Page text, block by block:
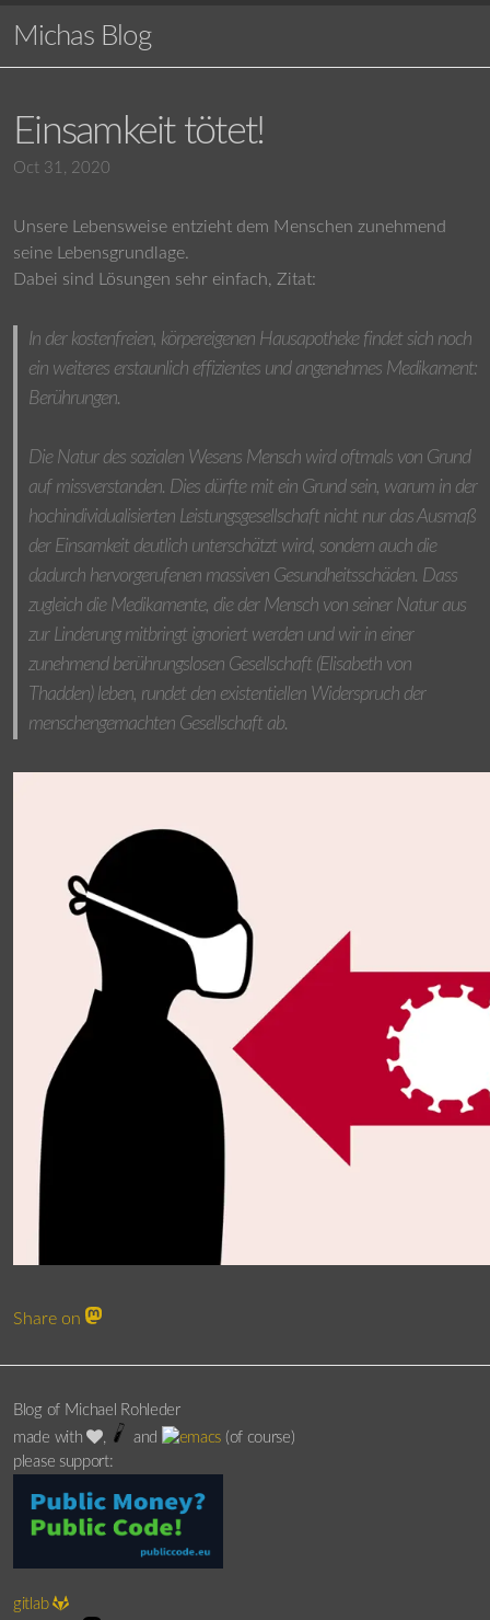
Michas Blog
Einsamkeit tötet!
Oct 31, 2020
Unsere Lebensweise entzieht dem Menschen zunehmend
seine Lebensgrundlage.
Dabei sind Lösungen sehr einfach, Zitat:
In der kostenfreien, körpereigenen Hausapotheke findet sich noch
ein weiteres erstaunlich effizientes und angenehmes Medikament:
Berührungen.
Die Natur des sozialen Wesens Mensch wird oftmals von Grund
auf missverstanden. Dies dürfte mit ein Grund sein, warum in der
hochindividualisierten Leistungsgesellschaft nicht nur das Ausmaß
der Einsamkeit deutlich unterschätzt wird, sondern auch die
dadurch hervorgerufenen massiven Gesundheitsschäden. Dass
zugleich die Medikamente, die der Mensch von seiner Natur aus
zur Linderung mitbringt ignoriert werden und wir in einer
zunehmend berührungslosen Gesellschaft (Elisabeth von
Thadden) leben, rundet den existentiellen Widerspruch der
menschengemachten Gesellschaft ab.
Share on
Blog of Michael Rohleder
made with
, and
(of course)
please support:
gitlab